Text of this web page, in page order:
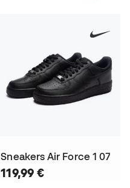
Sneakers Air Force 1 07
119,99 €